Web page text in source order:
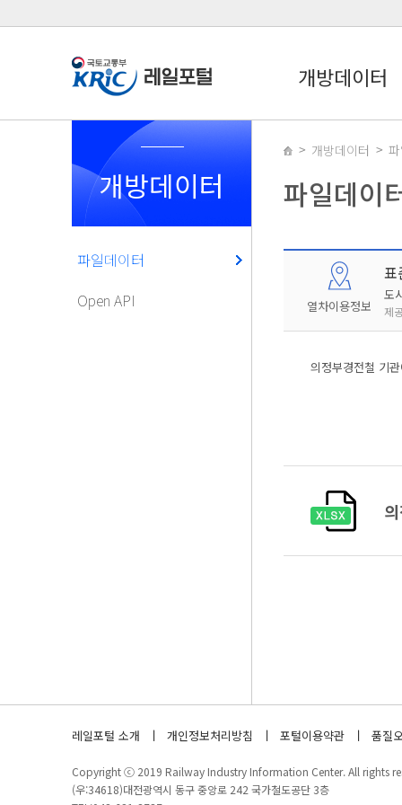
개방데이터
개방데이터
파일데이터
Open API
개방데이터
파일데이
열차이용정보
표
도
제
의정부경전철 기
레일포털 소개 개인정보처리방침 포털이용약관 품질
Copyright ⓒ 2019 Railway Industry Information Center. All rights
(우:34618)대전광역시 동구 중앙로 242 국가철도공단 3층